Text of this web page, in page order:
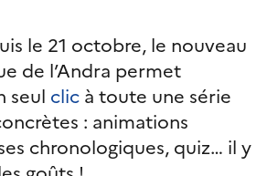
le 21 octobre, le nouveau
de l’Andra permet
seul clic à toute une série
: animations
chronologiques, quiz… il y